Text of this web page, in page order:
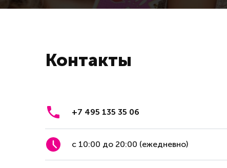
Контакты
+7 495 135 35 06
с 10:00 до 20:00 (ежедневно)